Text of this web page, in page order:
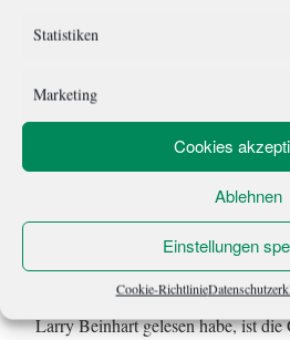
Statistiken
Marketing
Cookies
Ablehnen
Einstellungen
Cookie-Richtlinie
Die
Vom inneren Widerstand den
Seitdem ich Crime (Kriminalroman
Larry Beinhart gelesen habe, ist